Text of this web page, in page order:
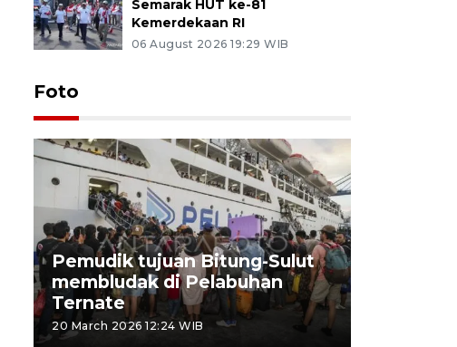
Semarak HUT ke-81
Kemerdekaan RI
06 August 2026 19:29 WIB
Foto
Pemudik tujuan Bitung-Sulut
membludak di Pelabuhan
Ternate
20 March 2026 12:24 WIB